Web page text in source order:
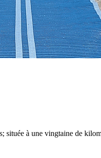
à une vingtaine de